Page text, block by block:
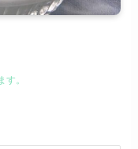
。